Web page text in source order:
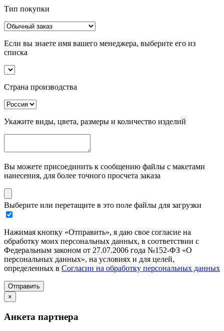
Тип покупки
Если вы знаете имя вашего менеджера, выберите его из
списка
Страна производства
Укажите виды, цвета, размеры и количество изделий
Вы можете присоединить к сообщению файлы с макетами
нанесения, для более точного просчета заказа
Выберите или перетащите в это поле файлы для загрузки
Нажимая кнопку «Отправить», я даю свое согласие на
обработку моих персональных данных, в соответствии с
Федеральным законом от 27.07.2006 года №152-ФЗ «О
персональных данных», на условиях и для целей,
определенных в Согласии на обработку персональных данных
Отправить
×
Анкета партнера